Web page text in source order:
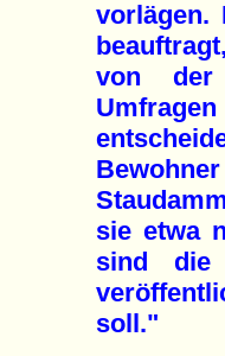
vorlägen.
von der
sie etwa
sind die
soll."